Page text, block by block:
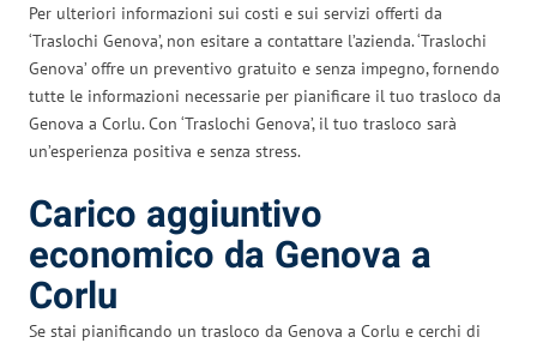
Per ulteriori informazioni sui costi e sui servizi offerti da
‘Traslochi Genova’, non esitare a contattare l’azienda. ‘Traslochi
Genova’ offre un preventivo gratuito e senza impegno, fornendo
tutte le informazioni necessarie per pianificare il tuo trasloco da
Genova a Corlu. Con ‘Traslochi Genova’, il tuo trasloco sarà
un’esperienza positiva e senza stress.
Carico aggiuntivo
economico da Genova a
Corlu
Se stai pianificando un trasloco da Genova a Corlu e cerchi di